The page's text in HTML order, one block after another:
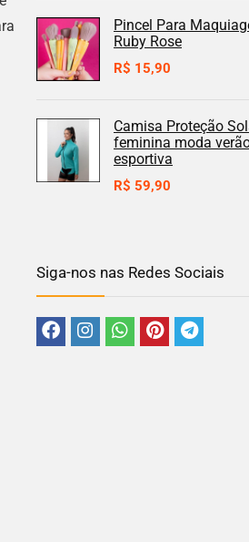
Pincel Para
Ruby Rose
R$ 15,90
Camisa Proteção
feminina moda
esportiva
R$ 59,90
Siga-nos nas Redes Sociais